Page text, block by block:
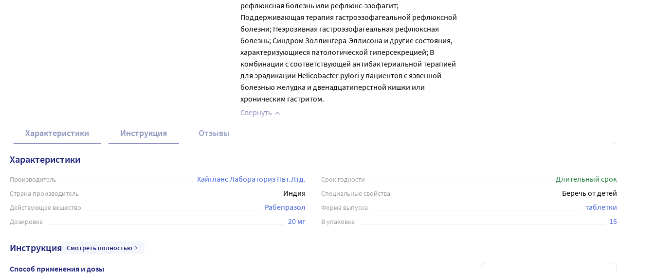
рефлюксная болезнь или рефлюкс-эзофагит;
Поддерживающая терапия гастроэзофагеальной рефлюксной
болезни; Неэрозивная гастроэзофагеальная рефлюксная
болезнь; Синдром Золлингера-Эллисона и другие состояния,
характеризующиеся патологической гиперсекрецией; В
комбинации с соответствующей антибактериальной терапией
для эрадикации Helicobacter pylori у пациентов с язвенной
болезнью желудка и двенадцатиперстной кишки или
хроническим гастритом.
Свернуть
Характеристики Инструкция Отзывы
Характеристики
Производитель Хайгланс Лабораториз Пвт.Лтд. Срок годности Длительный срок
Страна производитель Индия Специальные свойства Беречь от детей
Действующее вещество Рабепразол Форма выпуска таблетки
Дозировка 20 мг В упаковке 15
Инструкция Смотреть полностью
Способ применения и дозы